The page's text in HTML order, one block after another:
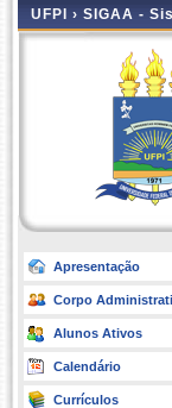
UFPI › SIGAA -
Apresentação
Corpo
Alunos Ativos
Calendário
Currículos